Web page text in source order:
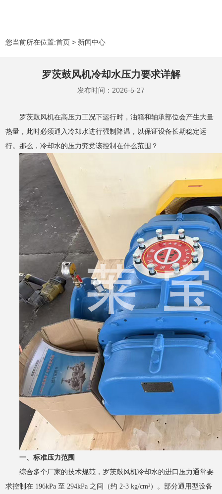
您当前所在位置:首页 > 新闻中心
罗茨鼓风机冷却水压力要求详解
发布时间：2026-5-27
罗茨鼓风机在高压力工况下运行时，油箱和轴承部位会产生大量
热量，此时必须通入冷却水进行强制降温，以保证设备长期稳定运
行。那么，冷却水的压力究竟该控制在什么范围？
一、标准压力范围
综合多个厂家的技术规范，罗茨鼓风机冷却水的进口压力通常要
求控制在 196kPa 至 294kPa 之间（约 2-3 kg/cm²）。部分通用型设备